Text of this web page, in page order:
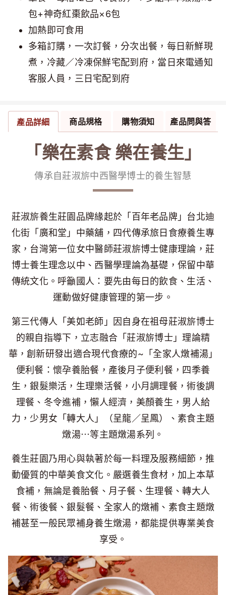
包+神奇紅棗飲品×6包
加熱即可食用
多箱訂購，一次訂餐，分次出餐，每日新鮮現
煮，冷藏／冷凍保鮮宅配到府，當日來電通知
客服人員，三日宅配到府
產品詳細 商品規格 購物須知 產品問與答
「樂在素食 樂在養生」
傳承自莊淑旂中西醫學博士的養生智慧
莊淑旂養生莊園品牌緣起於「百年老品牌」台北迪
化街「廣和堂」中藥舖，四代傳承旅日食療養生專
家，台灣第一位女中醫師莊淑旂博士健康理論，莊
博士養生理念以中、西醫學理論為基礎，保留中華
傳統文化。呼籲國人：要先由每日的飲食、生活、
運動做好健康管理的第一步。
第三代傳人「美如老師」因自身在祖母莊淑旂博士
的親自指導下，立志融合「莊淑旂博士」理論精
華，創新研發出適合現代食療的~「全家人燉補湯」
便利餐：懷孕養胎餐，產後月子便利餐，四季養
生，銀髮樂活，生理樂活餐，小月調理餐，術後調
理餐、冬令進補，懶人經濟，美顏養生，男人給
力，少男女「轉大人」（呈龍／呈鳳）、素食主題
燉湯⋯等主題燉湯系列。
養生莊園乃用心與執著於每一料理及服務細節，推
動優質的中華美食文化。嚴選養生食材，加上本草
食補，無論是養胎餐、月子餐、生理餐、轉大人
餐、術後餐、銀髮餐、全家人的燉補、素食主題燉
補甚至一般民眾補身養生燉湯，都能提供專業美食
享受。